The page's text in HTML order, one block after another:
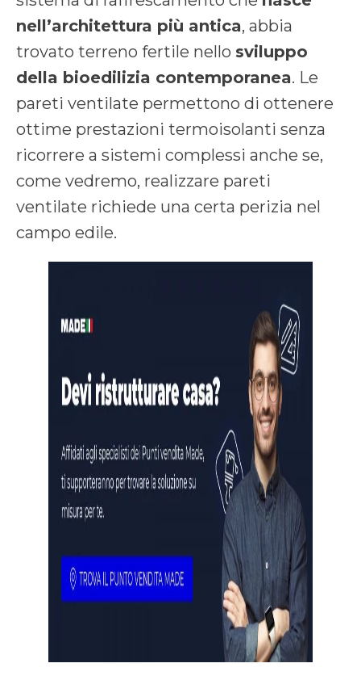
nell’architettura più antica, abbia
trovato terreno fertile nello sviluppo
della bioedilizia contemporanea. Le
pareti ventilate permettono di ottenere
ottime prestazioni termoisolanti senza
ricorrere a sistemi complessi anche se,
come vedremo, realizzare pareti
ventilate richiede una certa perizia nel
campo edile.